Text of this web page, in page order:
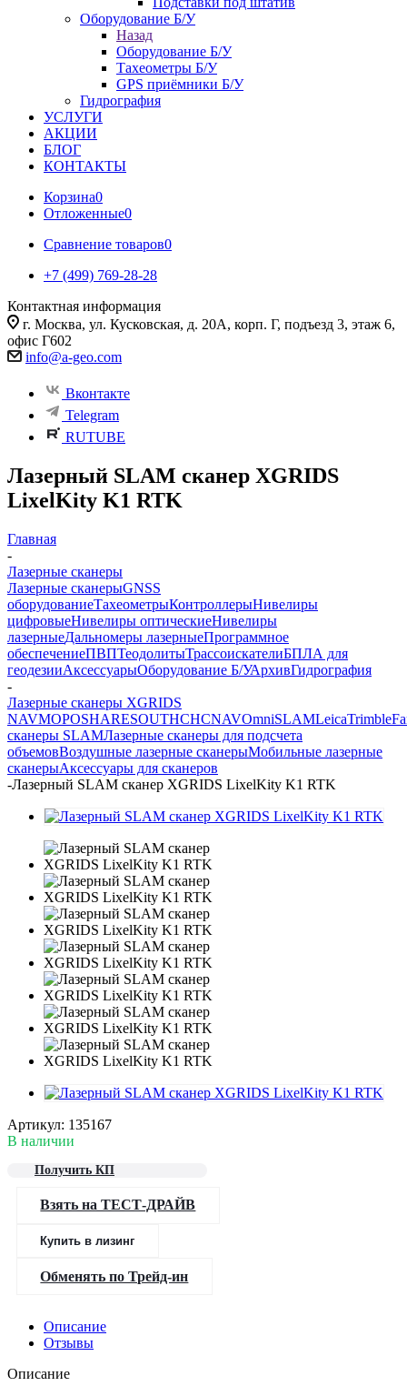
Оборудование Б/У
Назад
Оборудование Б/У
Тахеометры Б/У
GPS приёмники Б/У
Гидрография
УСЛУГИ
АКЦИИ
БЛОГ
КОНТАКТЫ
Корзина0
Отложенные0
Сравнение товаров0
+7 (499) 769-28-28
Контактная информация
г. Москва, ул. Кусковская, д. 20А, корп. Г, подъезд 3, этаж 6,
офис Г602
info@a-geo.com
Вконтакте
Telegram
RUTUBE
Лазерный SLAM сканер XGRIDS
LixelKity K1 RTK
Главная
-
Лазерные сканеры
Лазерные сканерыGNSS
оборудованиеТахеометрыКонтроллерыНивелиры
цифровыеНивелиры оптическиеНивелиры
лазерныеДальномеры лазерныеПрограммное
обеспечениеПВПТеодолитыТрассоискателиБПЛА для
геодезииАксессуарыОборудование Б/УАрхивГидрография
-
Лазерные сканеры XGRIDS
NAVMOPOSHARESOUTHCHCNAVOmniSLAMLeicaTrimble
сканеры SLAMЛазерные сканеры для подсчета
объемовВоздушные лазерные сканерыМобильные лазерные
сканерыАксессуары для сканеров
-Лазерный SLAM сканер XGRIDS LixelKity K1 RTK
Артикул: 135167
В наличии
Получить КП
Взять на ТЕСТ-ДРАЙВ
Купить в лизинг
Обменять по Трейд-ин
Описание
Отзывы
Описание